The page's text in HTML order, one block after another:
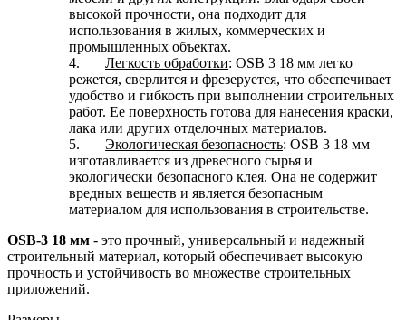
высокой прочности, она подходит для
использования в жилых, коммерческих и
промышленных объектах.
4.
Легкость обработки: OSB 3 18 мм легко
режется, сверлится и фрезеруется, что обеспечивает
удобство и гибкость при выполнении строительных
работ. Ее поверхность готова для нанесения краски,
лака или других отделочных материалов.
5.
Экологическая безопасность: OSB 3 18 мм
изготавливается из древесного сырья и
экологически безопасного клея. Она не содержит
вредных веществ и является безопасным
материалом для использования в строительстве.
OSB-3 18 мм - это прочный, универсальный и надежный
строительный материал, который обеспечивает высокую
прочность и устойчивость во множестве строительных
приложений.